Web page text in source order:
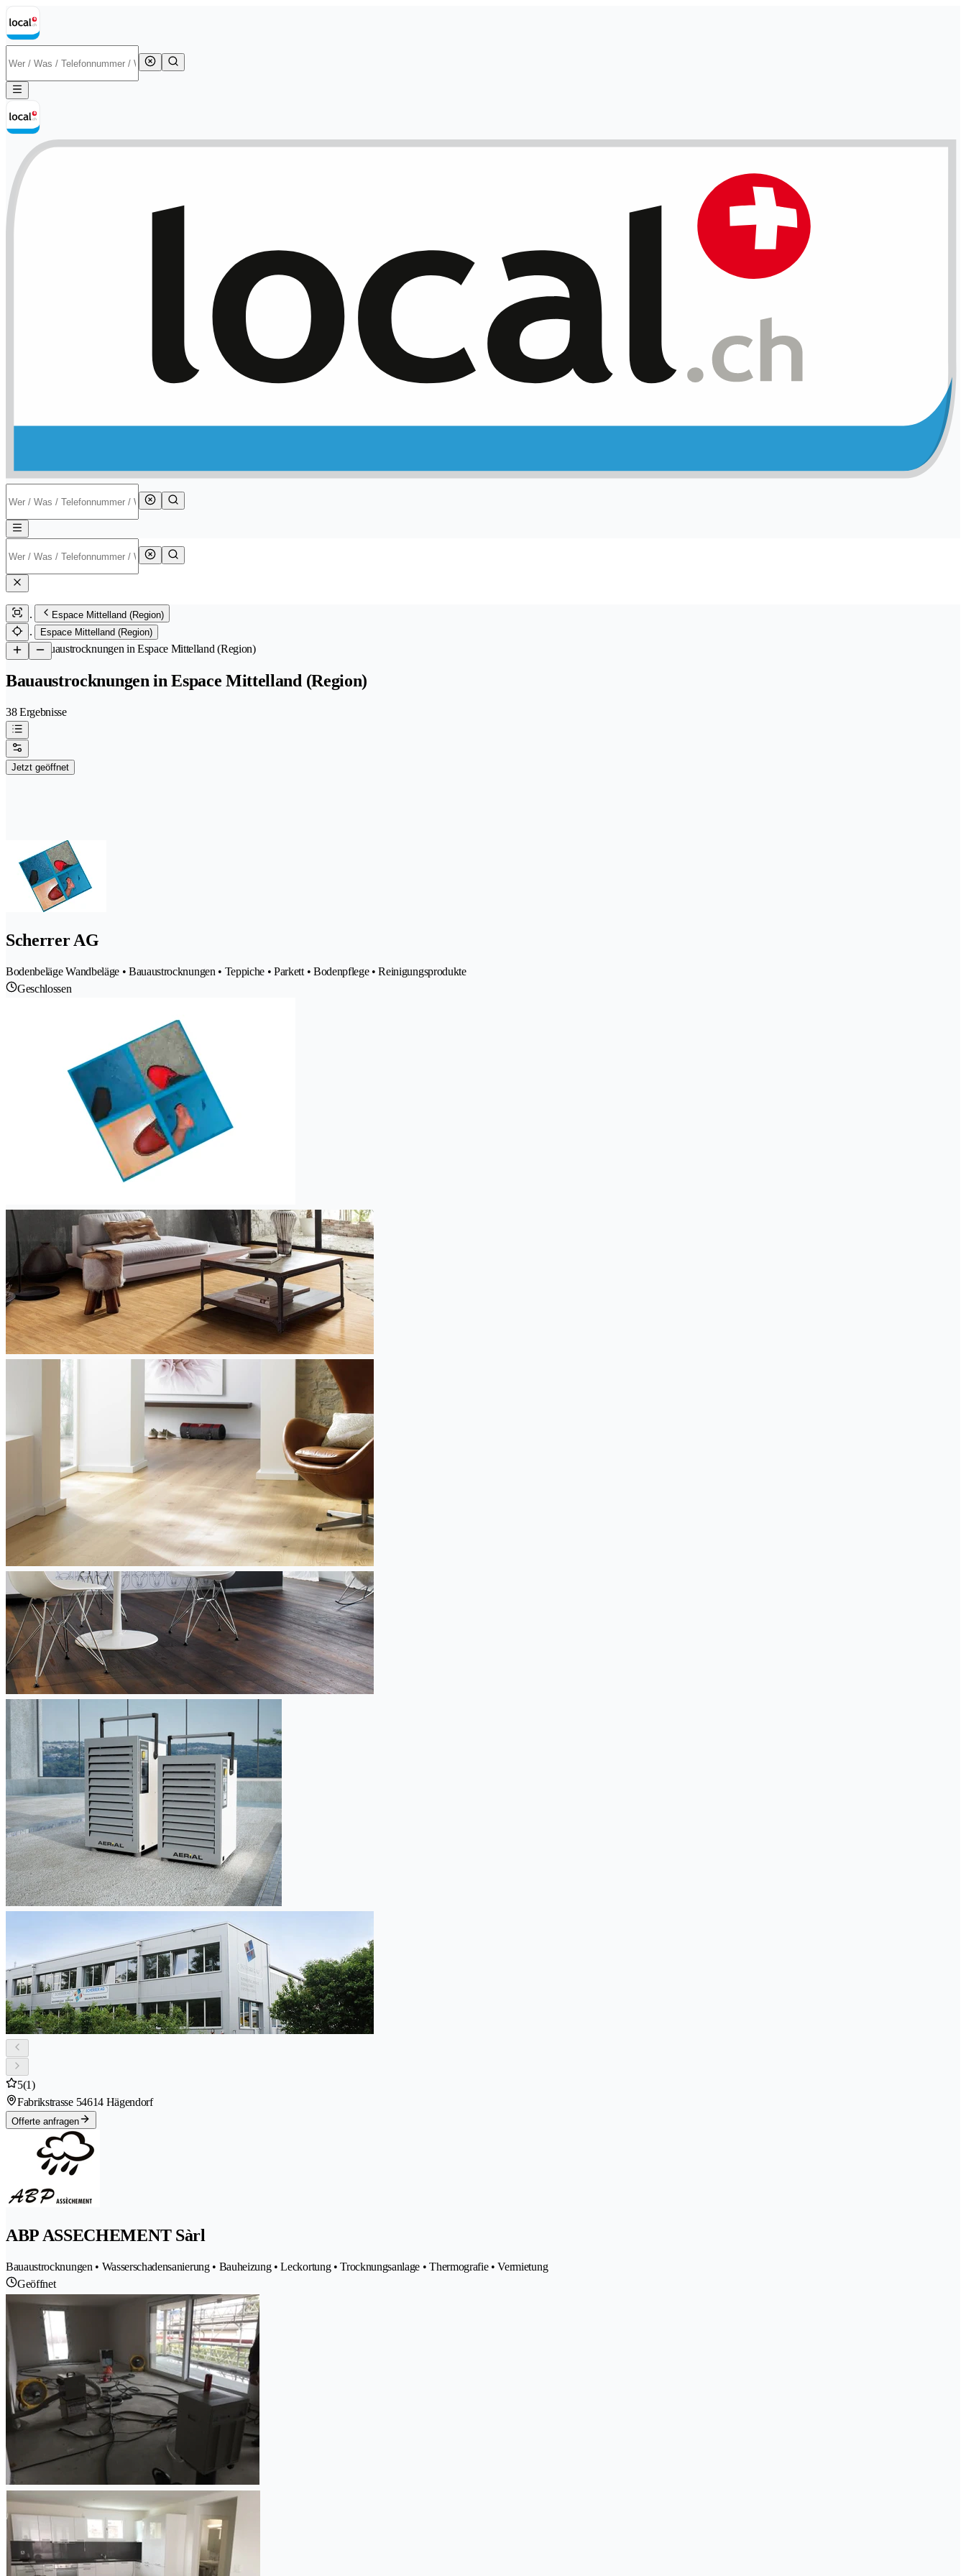
Espace Mittelland (Region)
Espace Mittelland (Region)
/Bauaustrocknungen in Espace Mittelland (Region)
Bauaustrocknungen in Espace Mittelland (Region)
38 Ergebnisse
Jetzt geöffnet
Scherrer AG
Bodenbeläge Wandbeläge • Bauaustrocknungen • Teppiche • Parkett • Bodenpflege • Reinigungsprodukte
Geschlossen
5(1)
Fabrikstrasse 54614 Hägendorf
Offerte anfragen
ABP ASSECHEMENT Sàrl
Bauaustrocknungen • Wasserschadensanierung • Bauheizung • Leckortung • Trocknungsanlage • Thermografie • Vermietung
Geöffnet